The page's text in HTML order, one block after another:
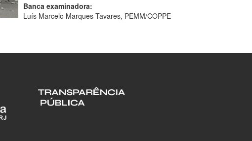
Banca examinadora:
Luís Marcelo Marques Tavares, PEMM/COPPE